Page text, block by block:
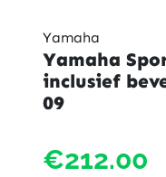
Yamaha
Yamaha
inclusief
09
€212.00